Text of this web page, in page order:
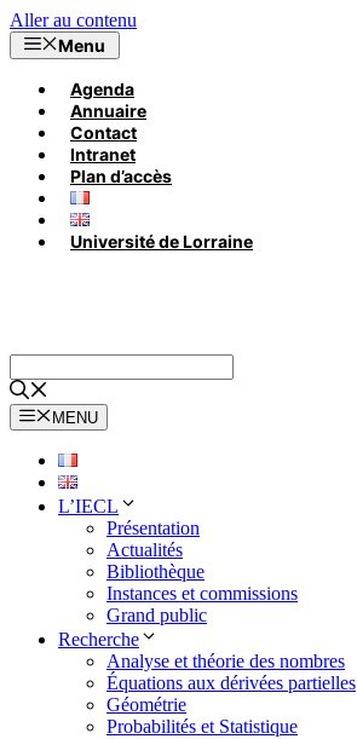
Aller au contenu
Menu
Agenda
Annuaire
Contact
Intranet
Plan d’accès
Université de Lorraine
MENU
L’IECL
Présentation
Actualités
Bibliothèque
Instances et commissions
Grand public
Recherche
Analyse et théorie des nombres
Équations aux dérivées partielles
Géométrie
Probabilités et Statistique